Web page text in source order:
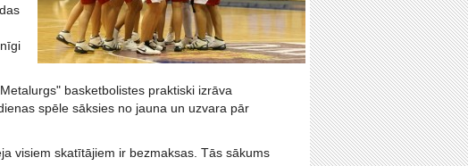
basketbolistes praktiski izrāva
spēle sāksies no jauna un uzvara pār
visiem skatītājiem ir bezmaksas. Tās sākums